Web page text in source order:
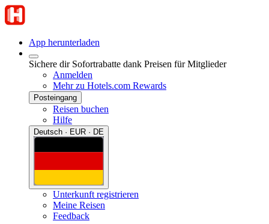
App herunterladen
Sichere dir Sofortrabatte dank Preisen für Mitglieder
Anmelden
Mehr zu Hotels.com Rewards
Posteingang
Reisen buchen
Hilfe
Deutsch · EUR · DE
Unterkunft registrieren
Meine Reisen
Feedback